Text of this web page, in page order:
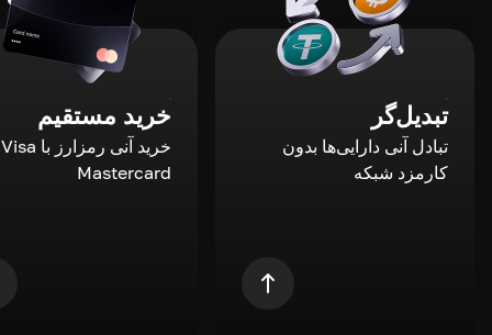
تبدیل‌گر
تبادل آنی دارایی‌ها بدون
کارمزد شبکه
خرید مستقیم
Mastercard